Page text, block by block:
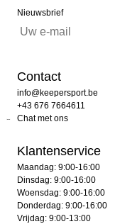
Nieuwsbrief
Contact
info@keepersport.be
+43 676 7664611
Chat met ons
Klantenservice
Maandag: 9:00-16:00
Dinsdag: 9:00-16:00
Woensdag: 9:00-16:00
Donderdag: 9:00-16:00
Vrijdag: 9:00-13:00